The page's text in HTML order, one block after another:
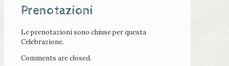
Prenotazioni
Le prenotazioni sono chiuse per questa
Celebrazione.
Comments are closed.